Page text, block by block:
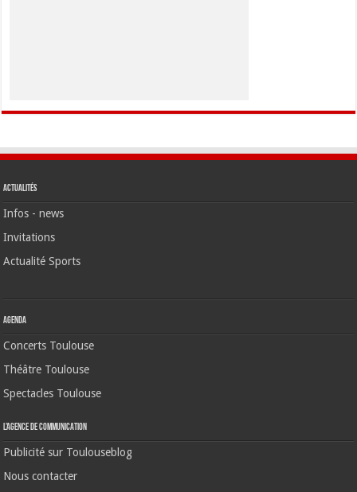
Actualités
Infos - news
Invitations
Actualité Sports
Agenda
Concerts Toulouse
Théâtre Toulouse
Spectacles Toulouse
L’agence de communication
Publicité sur Toulouseblog
Nous contacter